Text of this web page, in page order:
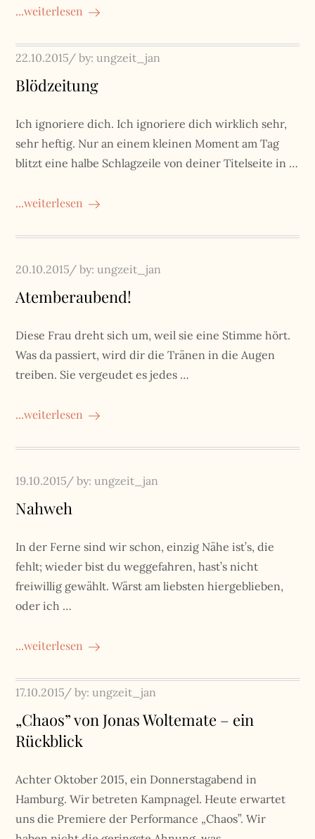
...weiterlesen
Posted
on
22.10.2015 by:ungzeit_jan
Blödzeitung
Ich ignoriere dich. Ich ignoriere dich wirklich sehr,
sehr heftig. Nur an einem kleinen Moment am Tag
blitzt eine halbe Schlagzeile von deiner Titelseite in …
...weiterlesen
Posted
on
20.10.2015 by:ungzeit_jan
Atemberaubend!
Diese Frau dreht sich um, weil sie eine Stimme hört.
Was da passiert, wird dir die Tränen in die Augen
treiben. Sie vergeudet es jedes …
...weiterlesen
Posted
on
19.10.2015 by:ungzeit_jan
Nahweh
In der Ferne sind wir schon, einzig Nähe ist’s, die
fehlt; wieder bist du weggefahren, hast’s nicht
freiwillig gewählt. Wärst am liebsten hiergeblieben,
oder ich …
...weiterlesen
Posted
on
17.10.2015 by:ungzeit_jan
„Chaos” von Jonas Woltemate – ein
Rückblick
Achter Oktober 2015, ein Donnerstagabend in
Hamburg. Wir betreten Kampnagel. Heute erwartet
uns die Premiere der Performance „Chaos”. Wir